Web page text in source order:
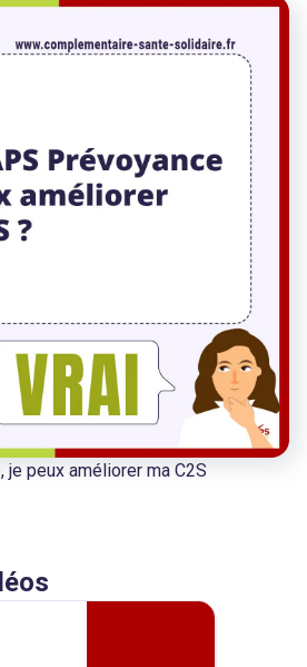
je peux améliorer ma C2S